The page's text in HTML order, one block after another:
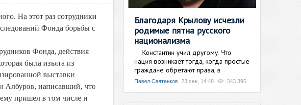
На этот раз сотрудники
Фонда борьбы с
Фонда, действия
была изъята из
выставки
Албуров, написавший, что
пришел в том числе и
Благодаря Крылову исчезли
родимые пятна русского
национализма
Константин учил другому. Что
нация возникает тогда, когда простые
граждане обретают права, в
Павел Святенков 23 сен, 14:48 343 396